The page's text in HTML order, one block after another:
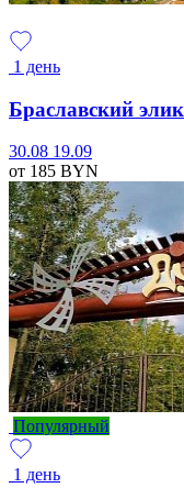
1 день
Браславский
30.08 19.09
от 185 BYN
Популярный
1 день